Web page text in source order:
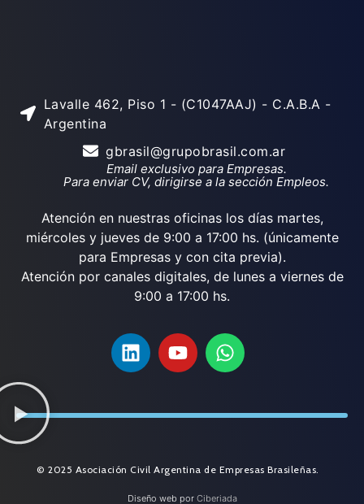
Lavalle 462, Piso 1 - (C1047AAJ) - C.A.B.A -
Argentina
gbrasil@grupobrasil.com.ar
Email exclusivo para Empresas.
Para enviar CV, dirigirse a la sección Empleos.
Atención en nuestras oficinas los días martes,
miércoles y jueves de 9:00 a 17:00 hs. (únicamente
para Empresas y con cita previa).
Atención por canales digitales, de lunes a viernes de
9:00 a 17:00 hs.
© 2025 Asociación Civil Argentina de Empresas Brasileñas.
Diseño web por Ciberiada